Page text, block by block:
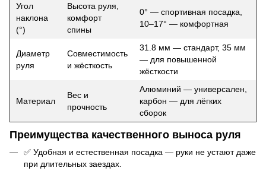
Угол
наклона
(°)
Высота руля,
комфорт
спины
0° — спортивная посадка,
10–17° — комфортная
Диаметр
руля
Совместимость
и жёсткость
31.8 мм — стандарт, 35 мм
— для повышенной
жёсткости
Материал
Вес и
прочность
Алюминий — универсален,
карбон — для лёгких
сборок
Преимущества качественного выноса руля
✅ Удобная и естественная посадка — руки не устают даже
при длительных заездах.